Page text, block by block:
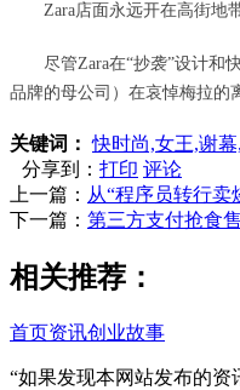
Zara店面永远开在高街地
尽管Zara在“抄袭”设计和
品牌的母公司）在哀悼梅拉的
关键词： 快时尚,女王,谢
打印 评论
分享到：
上一篇： 从“程序员转行卖
下一篇： 第三方支付抢食
相关推荐：
首页资讯创业故事
“如果发现本网站发布的资